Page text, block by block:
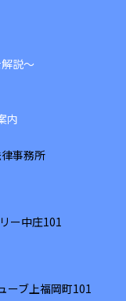
説～
内
事務所
ー中庄101
ーブ上福岡町101